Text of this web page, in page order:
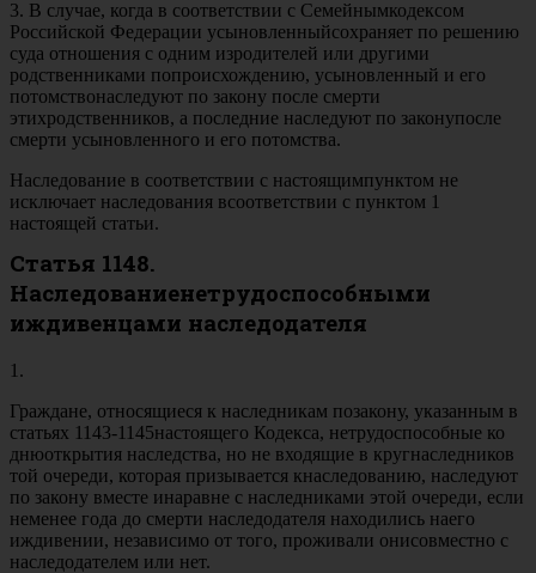
3. В случае, когда в соответствии с Семейнымкодексом
Российской Федерации усыновленныйсохраняет по решению
суда отношения с одним изродителей или другими
родственниками попроисхождению, усыновленный и его
потомствонаследуют по закону после смерти
этихродственников, а последние наследуют по законупосле
смерти усыновленного и его потомства.
Наследование в соответствии с настоящимпунктом не
исключает наследования всоответствии с пунктом 1
настоящей статьи.
Статья 1148.
Наследованиенетрудоспособными
иждивенцами наследодателя
1.
Граждане, относящиеся к наследникам позакону, указанным в
статьях 1143-1145настоящего Кодекса, нетрудоспособные ко
днюоткрытия наследства, но не входящие в кругнаследников
той очереди, которая призывается кнаследованию, наследуют
по закону вместе инаравне с наследниками этой очереди, если
неменее года до смерти наследодателя находились наего
иждивении, независимо от того, проживали онисовместно с
наследодателем или нет.